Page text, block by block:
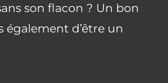
son flacon ? Un bon
d’être un